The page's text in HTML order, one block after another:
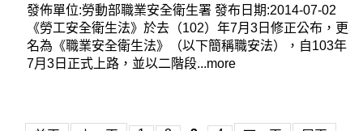
發佈單位:勞動部職業安全衛生署 發布日期:2014-07-02
《勞工安全衛生法》於去（102）年7月3日修正公布，更
名為《職業安全衛生法》（以下簡稱職安法），自103年
7月3日正式上路，並以二階段...more